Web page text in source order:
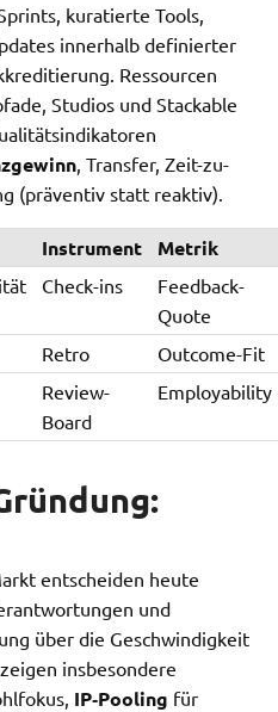
kuratierte Tools,
innerhalb definierter
Ressourcen
Studios und Stackable
, Transfer, Zeit-zu-
(präventiv statt reaktiv).
Instrument Metrik
Check-ins
Feedback-
Quote
Retro
Outcome-Fit
Review-
Board
Employability
entscheiden heute
und
über die Geschwindigkeit
insbesondere
IP‑Pooling für